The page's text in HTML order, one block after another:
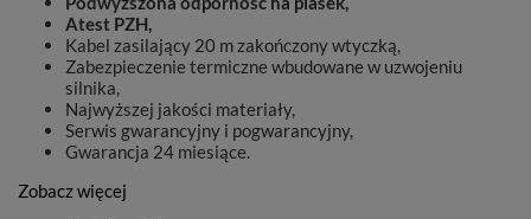
Atest PZH,
Kabel zasilający 20 m zakończony wtyczką,
Zabezpieczenie termiczne wbudowane w uzwojeniu
silnika,
Najwyższej jakości materiały,
Serwis gwarancyjny i pogwarancyjny,
Gwarancja 24 miesiące.
Zobacz więcej